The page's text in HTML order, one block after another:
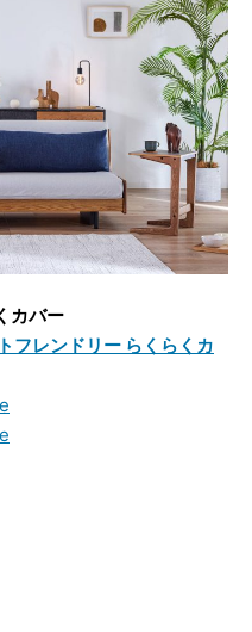
カバー
フレンドリー らくらくカ